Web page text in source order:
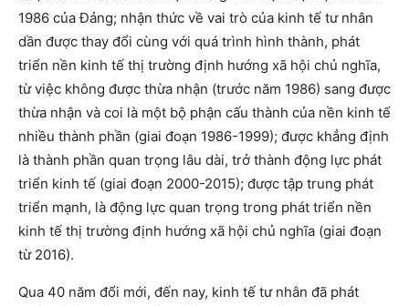
1986 của Đảng; nhận thức về vai trò của kinh tế tư nhân
dần được thay đổi cùng với quá trình hình thành, phát
triển nền kinh tế thị trường định hướng xã hội chủ nghĩa,
từ việc không được thừa nhận (trước năm 1986) sang được
thừa nhận và coi là một bộ phận cấu thành của nền kinh tế
nhiều thành phần (giai đoạn 1986-1999); được khẳng định
là thành phần quan trọng lâu dài, trở thành động lực phát
triển kinh tế (giai đoạn 2000-2015); được tập trung phát
triển mạnh, là động lực quan trọng trong phát triển nền
kinh tế thị trường định hướng xã hội chủ nghĩa (giai đoạn
từ 2016).
Qua 40 năm đổi mới, đến nay, kinh tế tư nhân đã phát